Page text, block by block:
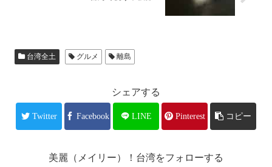
台湾全土 グルメ 離島
シェアする
Twitter Facebook LINE Pinterest コピー
美麗（メイリー）！台湾をフォローする